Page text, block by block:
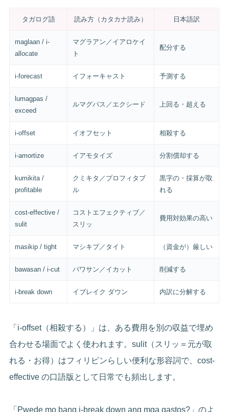
タガログ語 読み方（カタカナ読み） 日本語訳
maglaan / i-
allocate
マグラアン／イアロケイ
ト
配分する
i-forecast イフォーキャスト 予測する
lumagpas /
exceed
ルマグパス／エクシード 上回る・超える
i-offset イオフセット 相殺する
i-amortize イアモタイズ 分割償却する
kumikita /
profitable
クミキタ／プロフィタブ
ル
黒字の・採算が取
れる
cost-effective /
sulit
コストエフェクティブ／
スリッ
費用対効果の高い
masikip / tight マシキプ／タイト （資金が）厳しい
bawasan / i-cut バワサン／イカット 削減する
i-break down イブレイク ダウン 内訳に分解する
「i-offset（相殺する）」は、ある費用を別の収益で埋め
合わせる場面でよく使われます。sulit（スリッ＝元が取
れる・お得）はフィリピンらしい便利な形容詞で、cost-
effective の口語版として日常でも頻出します。
「Pwede mo bang i-break down ang mga gastos?」のよ